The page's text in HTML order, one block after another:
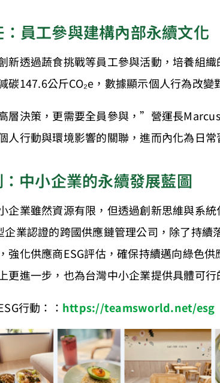
員工參與建構內部永續文化
新透過蔬食挑戰等員工參與活動，培養組
碳147.6公斤CO₂e，數據顯示個人行為改變
層決策，更需要全員參與，”營運長
人行動與環境影響的關聯，進而內化為日常
中小企業的永續發展藍圖
企業雖然資源有限，但透過創新思維與系
企業認證的跨國供應鏈管理公司，除了持
強化供應商ESG評估，確保持續邁向綠色
更進一步，也為台灣中小企業提供具體可行
行動：： https://teamsworld.net/esg